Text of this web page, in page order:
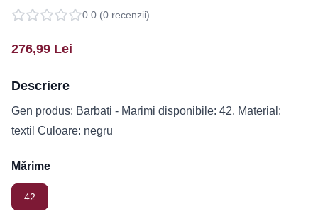
0.0 (0 recenzii)
276,99 Lei
Descriere
Gen produs: Barbati - Marimi disponibile: 42. Material:
textil Culoare: negru
Mărime
42